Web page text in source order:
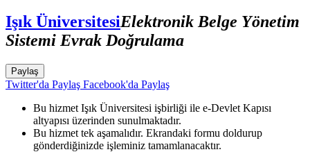
Işık ÜniversitesiElektronik Belge Yönetim
Sistemi Evrak Doğrulama
Paylaş
Twitter'da Paylaş Facebook'da Paylaş
Bu hizmet Işık Üniversitesi işbirliği ile e-Devlet Kapısı
altyapısı üzerinden sunulmaktadır.
Bu hizmet tek aşamalıdır. Ekrandaki formu doldurup
gönderdiğinizde işleminiz tamamlanacaktır.